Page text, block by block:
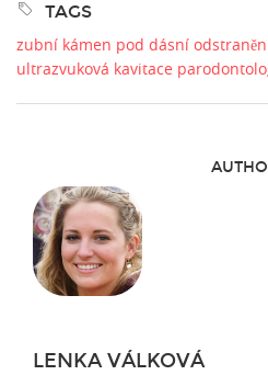
TAGS
zubní kámen pod dásní
ultrazvuková kavitace
LENKA VÁLKOVÁ